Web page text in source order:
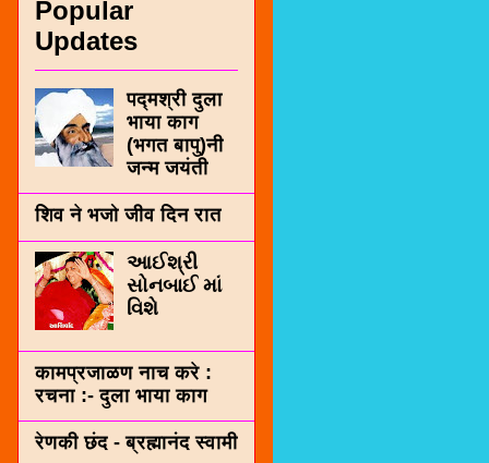
Popular
Updates
पद्मश्री दुला
भाया काग
(भगत बापु)नी
जन्म जयंती
शिव ने भजो जीव दिन रात
આઈશ્રી
સોનબાઈ માં
વિશે
कामप्रजाळण नाच करे :
रचना :- दुला भाया काग
रेणकी छंद - ब्रह्मानंद स्वामी